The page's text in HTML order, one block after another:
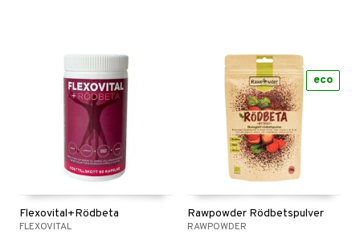
Flexovital+Rödbeta
FLEXOVITAL
Rawpowder Rödbetspulver
RAWPOWDER
eco